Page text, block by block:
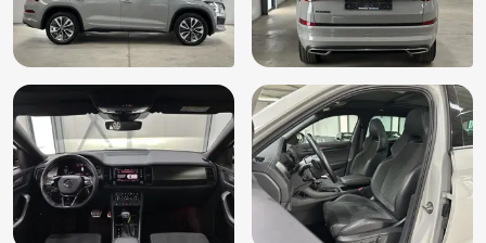
Extra getint glas achter
File assistent
Functie pakket
Hemelbekleding donker
Hill hold functie
Hoofdsteunen anti-whiplash
Keyless entry
Keyless start